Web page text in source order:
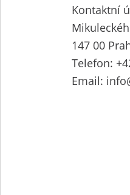
Kontaktní
147 00
Telefon:
Email: